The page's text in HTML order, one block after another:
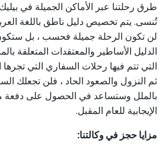
طرق رحلتنا عبر الأماكن الجميلة في
تُنسى. يتم تخصيص دليل ناطق باللغة
لن تكون الرحلة جميلة فحسب ، بل
الدليل الأساطير والمعتقدات المتعلقة
التي تتم فيها رحلات السفاري التي
ثم النزول والصعود الحاد ، فلن تجعلك
بالملل وستساعد في الحصول على دفعة
الإيجابية للعام المقبل.
مزايا حجز في وكالتنا: